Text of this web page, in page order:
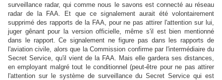
surveillance radar, qui comme nous le savons est connecté au réseau
radar de la FAA. Et que ce signalement aurait été volontairement
supprimé des rapports de la FAA, pour ne pas attirer l'attention sur lui,
juger gênant pour la version officielle, même s'il est bien mentionné
dans le rapport. Ce signalement ne figure pas dans les rapports de
l'aviation civile, alors que la Commission confirme par l'intermédiaire du
Secret Service, qu'il vient de la FAA. Mais elle gardera ses distances,
en employant malgré tout le conditionnel (peut-être pour ne pas attirer
l'attention sur le système de surveillance du Secret Service qui est